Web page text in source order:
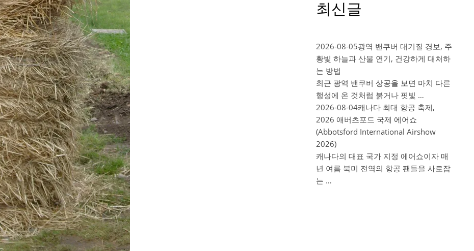
최신글
2026-08-05광역 밴쿠버 대기질 경보, 주
황빛 하늘과 산불 연기, 건강하게 대처하
는 방법
최근 광역 밴쿠버 상공을 보면 마치 다른
행성에 온 것처럼 붉거나 핏빛 …
2026-08-04캐나다 최대 항공 축제,
2026 애버츠포드 국제 에어쇼
(Abbotsford International Airshow
2026)
캐나다의 대표 국가 지정 에어쇼이자 매
년 여름 북미 전역의 항공 팬들을 사로잡
는 …